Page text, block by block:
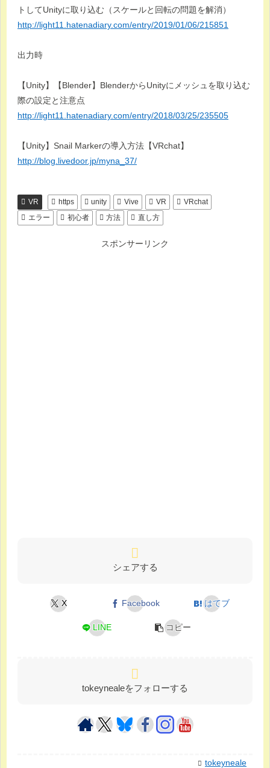
トしてUnityに取り込む（スケールと回転の問題を解消）
http://light11.hatenadiary.com/entry/2019/01/06/215851
出力時
【Unity】【Blender】BlenderからUnityにメッシュを取り込む
際の設定と注意点
http://light11.hatenadiary.com/entry/2018/03/25/235505
【Unity】Snail Markerの導入方法【VRchat】
http://blog.livedoor.jp/myna_37/
VR https unity Vive VR
VRchat
エラー
初心者 方法 直し方
スポンサーリンク
シェアする
X Facebook はてブ
LINE コピー
tokeynealeをフォローする
tokeyneale